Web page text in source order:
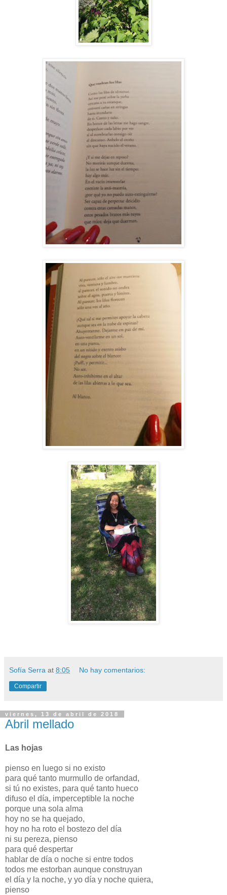
Sofía Serra at 8:05 No hay comentarios:
Compartir
viernes, 13 de abril de 2018
Abril mellado
Las hojas
pienso en luego si no existo
para qué tanto murmullo de orfandad,
si tú no existes, para qué tanto hueco
difuso el día, imperceptible la noche
porque una sola alma
hoy no se ha quejado,
hoy no ha roto el bostezo del día
ni su pereza, pienso
para qué despertar
hablar de día o noche si entre todos
todos me estorban aunque construyan
el día y la noche, y yo día y noche quiera,
pienso